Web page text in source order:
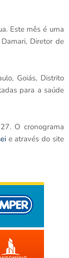
Este mês é uma
Diretor de
Goiás, Distrito
para a saúde
O cronograma
e através do site